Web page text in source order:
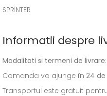
SPRINTER
Informatii despre
Modalitati si termeni de livrare:
Comanda va ajunge în 24 de
Transportul este gratuit